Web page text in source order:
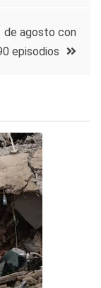
de agosto con
episodios